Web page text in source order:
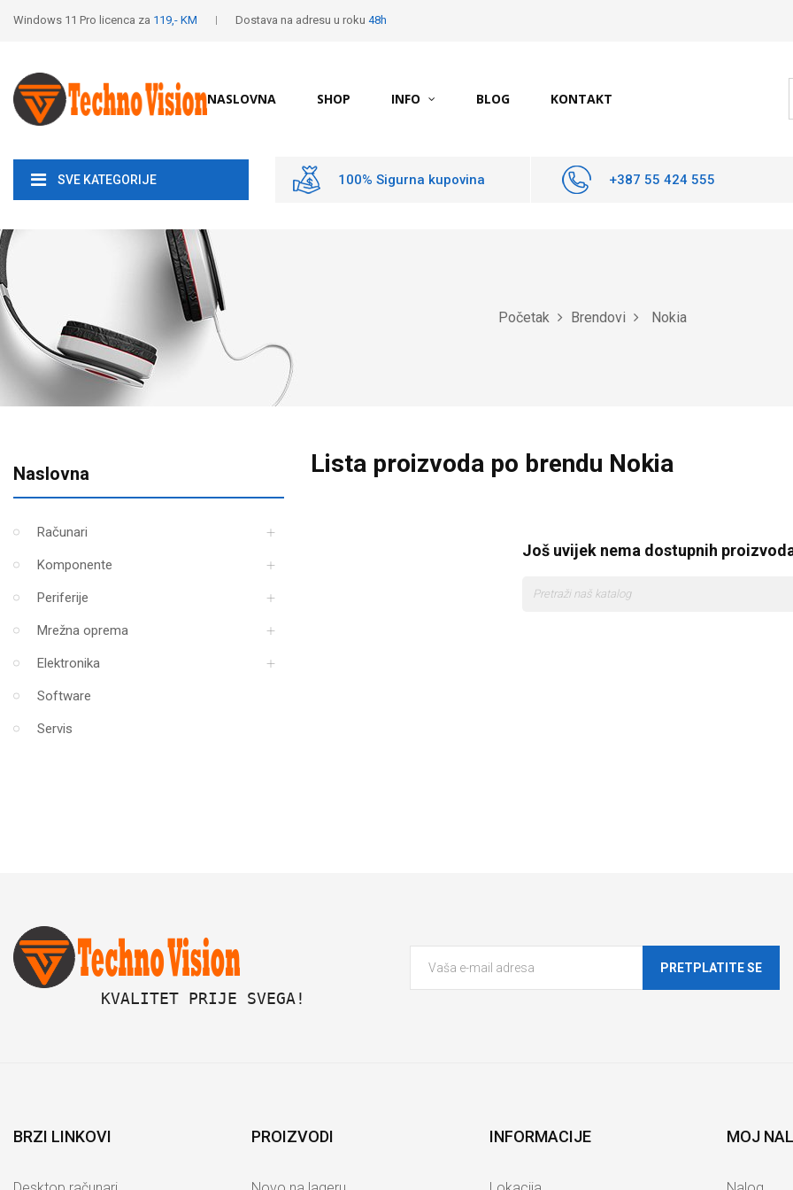
Windows 11 Pro licenca za 119,- KM Dostava na adresu u roku 48h
NASLOVNA SHOP INFO BLOG KONTAKT
SVE KATEGORIJE 100% Sigurna kupovina +387 55 424 555
Početak Brendovi Nokia
Naslovna
Računari
Komponente
Periferije
Mrežna oprema
Elektronika
Software
Servis
Lista proizvoda po brendu Nokia
Još uvijek nema dostupnih
KVALITET PRIJE SVEGA!
PRETPLATITE SE
BRZI LINKOVI PROIZVODI INFORMACIJE MOJ